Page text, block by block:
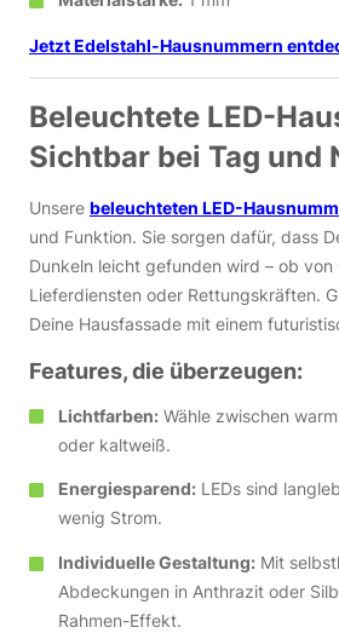
Jetzt Edelstahl-Hausnummern
Beleuchtete LED-
Sichtbar bei Tag und
Unsere beleuchteten LED-
und Funktion. Sie sorgen dafür, dass
Dunkeln leicht gefunden wird – ob von
Lieferdiensten oder Rettungskräften.
Deine Hausfassade mit einem
Features, die überzeugen:
Lichtfarben: Wähle zwischen
oder kaltweiß.
Energiesparend: LEDs sind
wenig Strom.
Individuelle Gestaltung: Mit
Abdeckungen in Anthrazit oder
Rahmen-Effekt.